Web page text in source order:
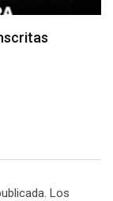
afluencia de
Los